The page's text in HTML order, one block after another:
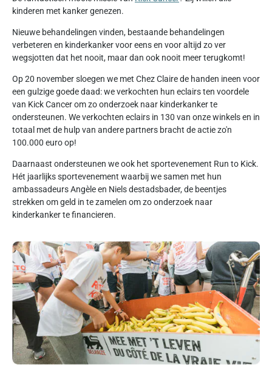
kinderen met kanker genezen.
Nieuwe behandelingen vinden, bestaande behandelingen
verbeteren en kinderkanker voor eens en voor altijd zo ver
wegsjotten dat het nooit, maar dan ook nooit meer terugkomt!
Op 20 november sloegen we met Chez Claire de handen ineen voor
een gulzige goede daad: we verkochten hun eclairs ten voordele
van Kick Cancer om zo onderzoek naar kinderkanker te
ondersteunen. We verkochten eclairs in 130 van onze winkels en in
totaal met de hulp van andere partners bracht de actie zo'n
100.000 euro op!
Daarnaast ondersteunen we ook het sportevenement Run to Kick.
Hét jaarlijks sportevenement waarbij we samen met hun
ambassadeurs Angèle en Niels destadsbader, de beentjes
strekken om geld in te zamelen om zo onderzoek naar
kinderkanker te financieren.